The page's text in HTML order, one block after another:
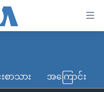
ာသား အကြောင်း